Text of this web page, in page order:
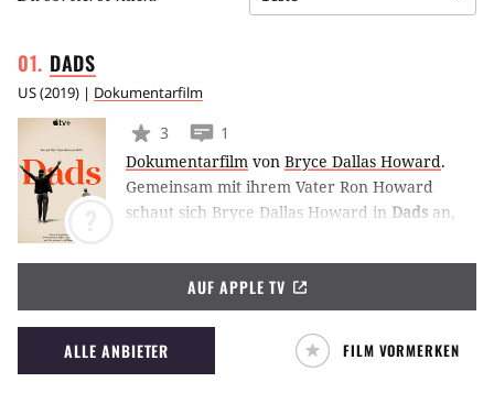
DADS
US(2019) | Dokumentarfilm
3
1
Dokumentarfilm von Bryce Dallas Howard.
Gemeinsam mit ihrem Vater Ron Howard
schaut sich Bryce Dallas Howard in Dads an,
sein. Dem Phänomen nähern sich die beiden
durch Anekdoten und Weisheiten solch
berühmter Komiker wie Will Smith, Jimmy
Fallon und Neil Patrick Harris. (RL)
AUF APPLE TV
ALLE ANBIETER FILM VORMERKEN